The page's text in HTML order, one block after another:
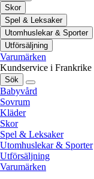
Skor
Spel & Leksaker
Utomhuslekar & Sporter
Utförsäljning
Varumärken
Kundservice i Frankrike
Sök
Babyvård
Sovrum
Kläder
Skor
Spel & Leksaker
Utomhuslekar & Sporter
Utförsäljning
Varumärken